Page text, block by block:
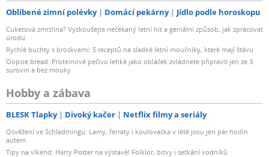
Oblíbené zimní polévky Domácí pekárny Jídlo podle horoskopu
Cuketová zmrzlina? Vyzkoušejte nečekaný letní hit a geniální způsob, jak zpracovat
úrodu
Rychlé buchty s broskvemi: 5 receptů na sladké letní moučníky, které mají šťávu
Oopsie bread: Proteinové pečivo lehké jako obláček zvládnete připravit jen ze 3
surovin a bez mouky
Hobby a zábava
BLESK Tlapky Divoký kačer Netflix filmy a seriály
Osvěžení ve Schladmingu: Lamy, ferraty i koulovačka v létě jsou jen pár hodin
autem
Tipy na víkend: Harry Potter na výstavě! Folklor, bitvy i setkání vodníků